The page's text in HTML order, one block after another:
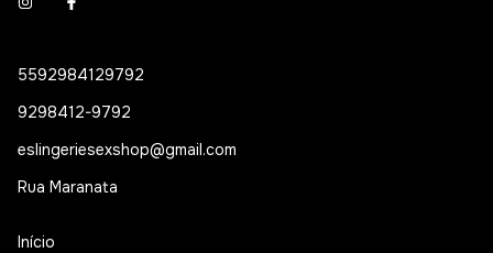
5592984129792
9298412-9792
eslingeriesexshop@gmail.com
Rua Maranata
Início